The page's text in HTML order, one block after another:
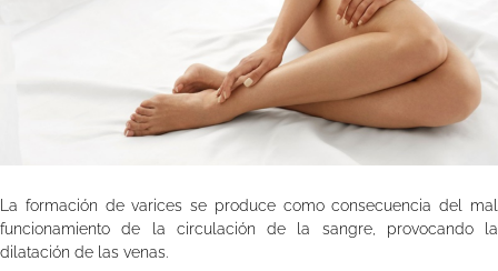
La formación de varices se produce como consecuencia del mal
funcionamiento de la circulación de la sangre, provocando la
dilatación de las venas.